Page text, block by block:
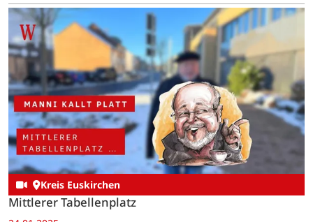
Kreis Euskirchen
Mittlerer Tabellenplatz